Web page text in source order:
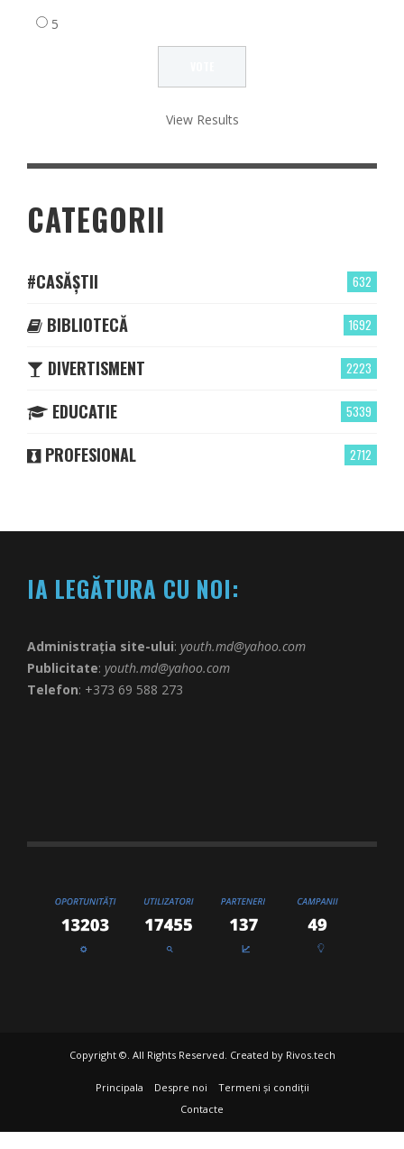
5
View Results
CATEGORII
632
#CASĂȘTII
1692
BIBLIOTECĂ
2223
DIVERTISMENT
5339
EDUCATIE
2712
PROFESIONAL
IA LEGĂTURA CU NOI:
Administrația site-ului: youth.md@yahoo.com
Publicitate: youth.md@yahoo.com
Telefon: +373 69 588 273
Copyright ©. All Rights Reserved. Created by Rivos.tech
Principala Despre noi
Termeni și condiții
Contacte